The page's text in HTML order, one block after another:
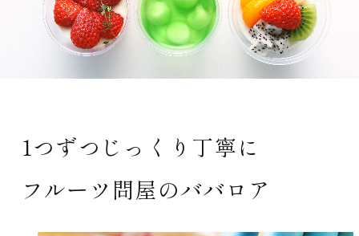
1つずつじっくり丁寧に
フルーツ問屋のババロア